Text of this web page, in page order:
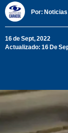
Por:
16 de Sept, 2022
Actualizado: 16 De